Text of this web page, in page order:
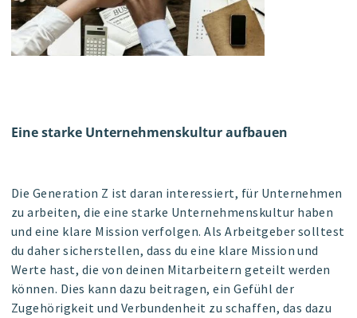
Eine starke Unternehmenskultur aufbauen
Die Generation Z ist daran interessiert, für Unternehmen
zu arbeiten, die eine starke Unternehmenskultur haben
und eine klare Mission verfolgen. Als Arbeitgeber solltest
du daher sicherstellen, dass du eine klare Mission und
Werte hast, die von deinen Mitarbeitern geteilt werden
können. Dies kann dazu beitragen, ein Gefühl der
Zugehörigkeit und Verbundenheit zu schaffen, das dazu